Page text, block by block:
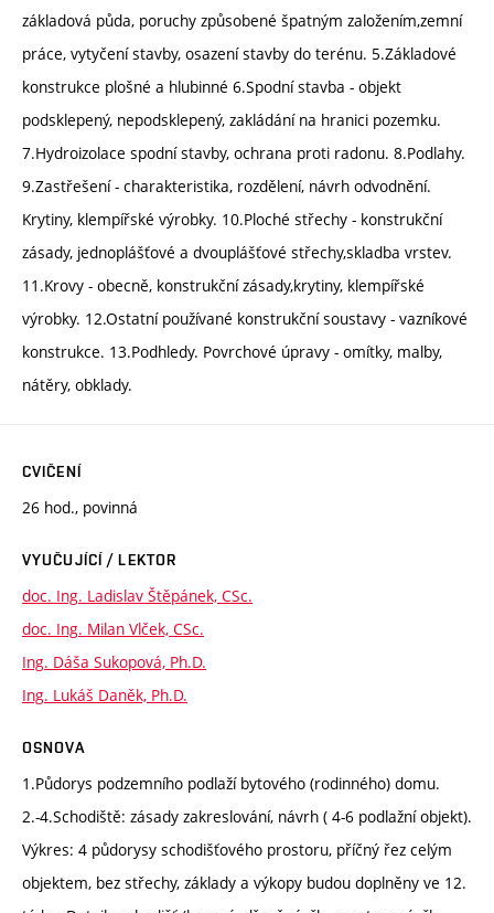
základová půda, poruchy způsobené špatným založením,zemní
práce, vytyčení stavby, osazení stavby do terénu. 5.Základové
konstrukce plošné a hlubinné 6.Spodní stavba - objekt
podsklepený, nepodsklepený, zakládání na hranici pozemku.
7.Hydroizolace spodní stavby, ochrana proti radonu. 8.Podlahy.
9.Zastřešení - charakteristika, rozdělení, návrh odvodnění.
Krytiny, klempířské výrobky. 10.Ploché střechy - konstrukční
zásady, jednoplášťové a dvouplášťové střechy,skladba vrstev.
11.Krovy - obecně, konstrukční zásady,krytiny, klempířské
výrobky. 12.Ostatní používané konstrukční soustavy - vazníkové
konstrukce. 13.Podhledy. Povrchové úpravy - omítky, malby,
nátěry, obklady.
CVIČENÍ
26 hod., povinná
VYUČUJÍCÍ / LEKTOR
doc. Ing. Ladislav Štěpánek, CSc.
doc. Ing. Milan Vlček, CSc.
Ing. Dáša Sukopová, Ph.D.
Ing. Lukáš Daněk, Ph.D.
OSNOVA
1.Půdorys podzemního podlaží bytového (rodinného) domu.
2.-4.Schodiště: zásady zakreslování, návrh ( 4-6 podlažní objekt).
Výkres: 4 půdorysy schodišťového prostoru, příčný řez celým
objektem, bez střechy, základy a výkopy budou doplněny ve 12.